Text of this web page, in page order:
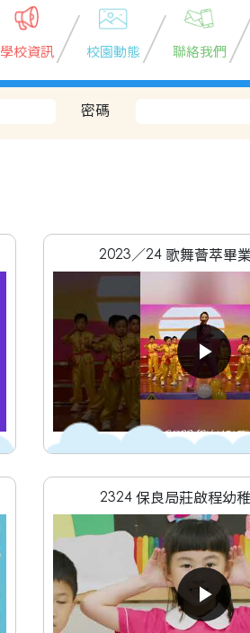
學校資訊 校園動態 聯絡我們
密碼
2023／24 歌舞薈萃畢
2324 保良局莊啟程幼